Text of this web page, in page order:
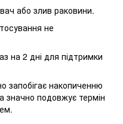
або злив раковини.
не
на 2 дні для підтримки
запобігає накопиченню
значно подовжує термін